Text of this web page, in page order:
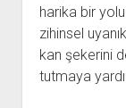
harika bir
zihinsel
kan şekerini
tutmaya